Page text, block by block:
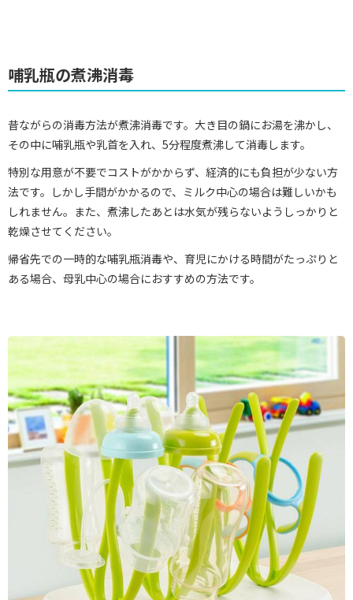
哺乳瓶の煮沸消毒
昔ながらの消毒方法が煮沸消毒です。大き目の鍋にお湯を沸かし、
その中に哺乳瓶や乳首を入れ、5分程度煮沸して消毒します。
特別な用意が不要でコストがかからず、経済的にも負担が少ない方
法です。しかし手間がかかるので、ミルク中心の場合は難しいかも
しれません。また、煮沸したあとは水気が残らないようしっかりと
乾燥させてください。
帰省先での一時的な哺乳瓶消毒や、育児にかける時間がたっぷりと
ある場合、母乳中心の場合におすすめの方法です。